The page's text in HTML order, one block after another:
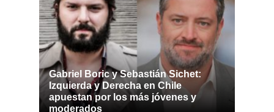
Gabriel Boric y Sebastián Sichet:
Izquierda y Derecha en Chile
apuestan por los más jóvenes y
moderados